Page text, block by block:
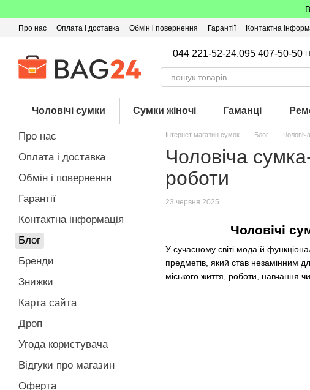
Про нас Оплата і доставка Обмін і повернення Гарантії Контактна
044 221-52-24,095 407-50-50
Чоловічі сумки Сумки жіночі Гаманці
Інтернет магазин сумок Блог
Чоловіча
роботи
23 червня 2025
Чоловічі
У сучасному світі мода й
предметів, який став незамінним
міського життя, роботи, навчання
Про нас
Оплата і доставка
Обмін і повернення
Гарантії
Контактна інформація
Блог
Бренди
Знижки
Карта сайта
Дроп
Угода користувача
Відгуки про магазин
Оферта